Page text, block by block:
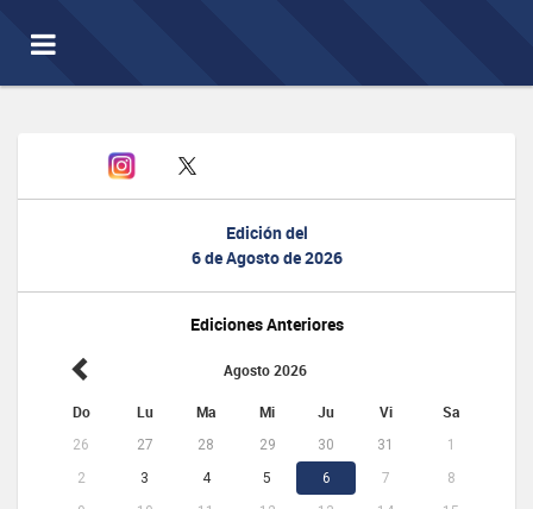
Toggle
navigation
Edición del
6 de Agosto de 2026
Ediciones Anteriores
Agosto 2026
Do Lu Ma Mi Ju Vi Sa
26 27 28 29 30 31
1
2
3 4 5 6 7
8